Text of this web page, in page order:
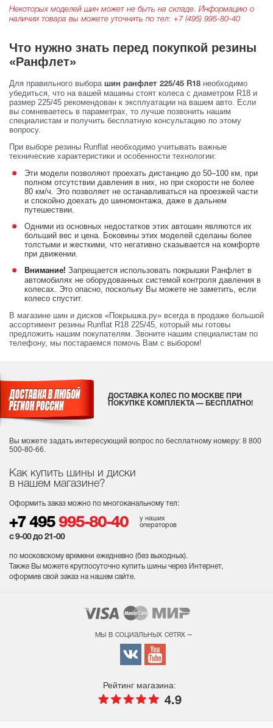
Некоторых моделей шин может не быть на складе. Информацию о
наличии товара вы можете уточнить по тел: +7 (495) 995-80-40
Что нужно знать перед покупкой резины
«Ранфлет»
Для правильного выбора шин ранфлет 225/45 R18 необходимо
убедиться, что на вашей машины стоят колеса с диаметром R18 и
размер 225/45 рекомендован к эксплуатации на вашем авто. Если
вы сомневаетесь в параметрах, то лучше позвонить нашим
специалистам и получить бесплатную консультацию по этому
вопросу.
При выборе резины Runflat необходимо учитывать важные
технические характеристики и особенности технологии:
Эти модели позволяют проехать дистанцию до 50–100 км, при
полном отсутствии давления в них, но при скорости не более
80 км/ч. Это позволяет не останавливаться на проезжей части
и спокойно доехать до шиномонтажа, даже в дальнем
путешествии.
Одними из основных недостатков этих автошин являются их
больший вес и цена. Боковины этих моделей сделаны более
толстыми и жесткими, что негативно сказывается на комфорте
при движении.
Внимание! Запрещается использовать покрышки Ранфлет в
автомобилях не оборудованных системой контроля давления в
колесах. Это опасно, поскольку Вы можете не заметить, если
колесо спустит.
В магазине шин и дисков «Покрышка.ру» всегда в продаже большой
ассортимент резины Runflat R18 225/45, который мы готовы
предложить нашим покупателям. Звоните нашим специалистам по
телефону, мы постараемся помочь Вам с выбором!
Как купить шины и диски
в нашем магазине?
Оформить заказ можно по многоканальному тел:
+7 495 995-80-40
у наших
операторов
с 9-00 до 21-00
по московскому времени ежедневно (без выходных).
Также Вы можете круглосуточно купить шины через Интернет,
оформив свой заказ на нашем сайте.
ДОСТАВКА КОЛЕС ПО МОСКВЕ ПРИ
ПОКУПКЕ КОМПЛЕКТА — БЕСПЛАТНО!
Вы можете задать интересующий вопрос по бесплатному номеру: 8 800
500-80-66.
мы в социальных сетях –
Рейтинг магазина:
4.9